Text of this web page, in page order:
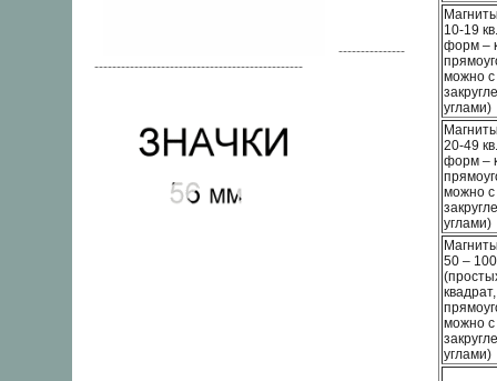
---------------
-----------------------------------------------
10-19
форм –
можно с
углами)
20-49
форм –
можно с
углами)
50 –
квадрат,
можно с
углами)